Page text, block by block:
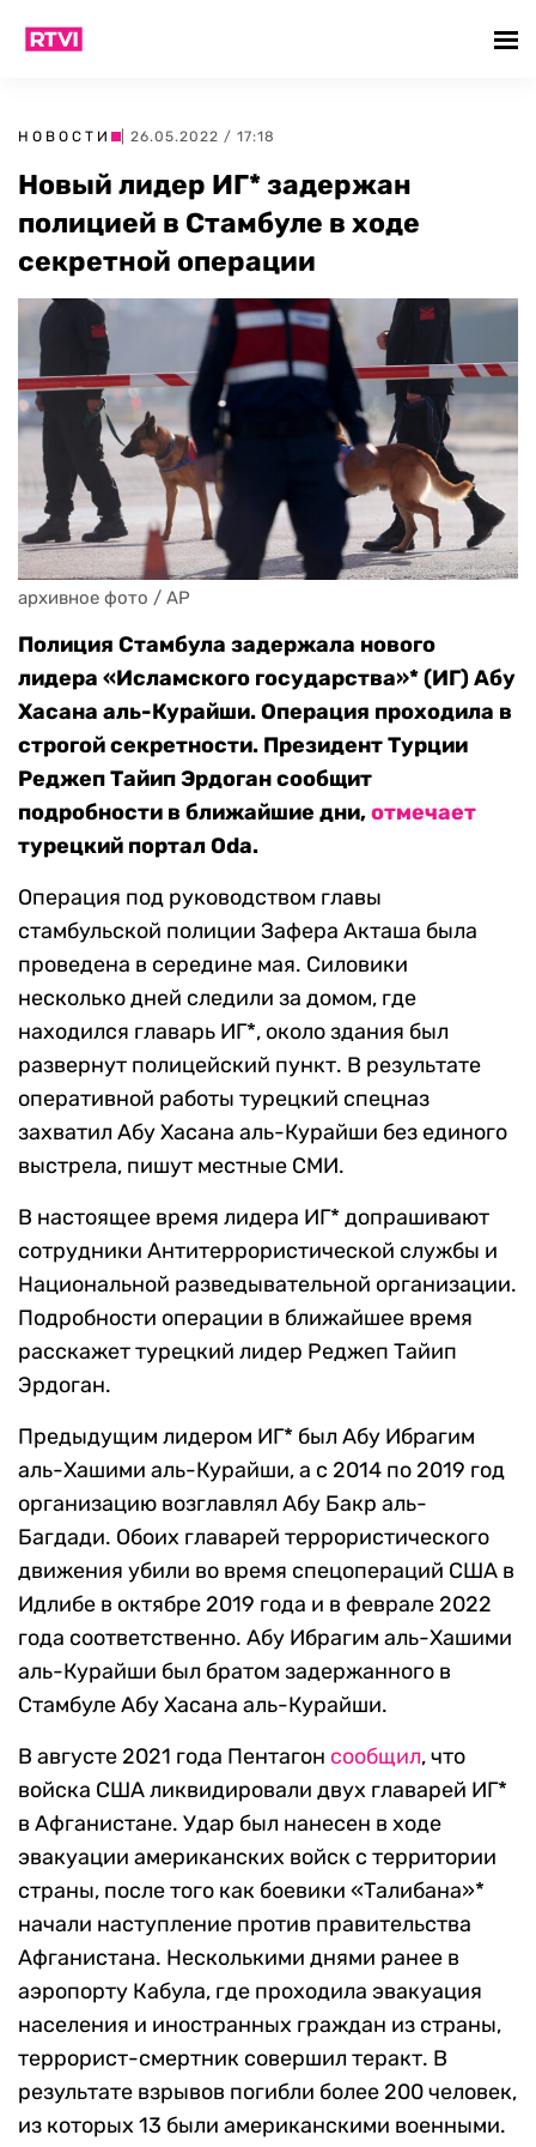
НОВОСТИ | 26.05.2022 / 17:18
Новый лидер ИГ* задержан
полицией в Стамбуле в ходе
секретной операции
архивное фото / AP
Полиция Стамбула задержала нового
лидера «Исламского государства»* (ИГ) Абу
Хасана аль-Курайши. Операция проходила в
строгой секретности. Президент Турции
Реджеп Тайип Эрдоган сообщит
подробности в ближайшие дни,отмечает
турецкий портал Oda.
Операция под руководством главы
стамбульской полиции Зафера Акташа была
проведена в середине мая. Силовики
несколько дней следили за домом, где
находился главарь ИГ*, около здания был
развернут полицейский пункт. В результате
оперативной работы турецкий спецназ
захватил Абу Хасана аль-Курайши без единого
выстрела, пишут местные СМИ.
В настоящее время лидера ИГ* допрашивают
сотрудники Антитеррористической службы и
Национальной разведывательной организации.
Подробности операции в ближайшее время
расскажет турецкий лидер Реджеп Тайип
Эрдоган.
Предыдущим лидером ИГ* был Абу Ибрагим
аль-Хашими аль-Курайши, а с 2014 по 2019 год
организацию возглавлял Абу Бакр аль-
Багдади. Обоих главарей террористического
движения убили во время спецопераций США в
Идлибе в октябре 2019 года и в феврале 2022
года соответственно. Абу Ибрагим аль-Хашими
аль-Курайши был братом задержанного в
Стамбуле Абу Хасана аль-Курайши.
В августе 2021 года Пентагон сообщил, что
войска США ликвидировали двух главарей ИГ*
в Афганистане. Удар был нанесен в ходе
эвакуации американских войск с территории
страны, после того как боевики «Талибана»*
начали наступление против правительства
Афганистана. Несколькими днями ранее в
аэропорту Кабула, где проходила эвакуация
населения и иностранных граждан из страны,
террорист-смертник совершил теракт. В
результате взрывов погибли более 200 человек,
из которых 13 были американскими военными.